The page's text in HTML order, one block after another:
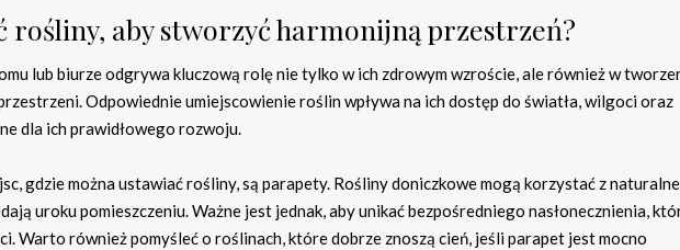
rośliny, aby stworzyć harmonijną przestrzeń?
lub biurze odgrywa kluczową rolę nie tylko w ich zdrowym wzroście, ale również w
Odpowiednie umiejscowienie roślin wpływa na ich dostęp do światła, wilgoci oraz
dla ich prawidłowego rozwoju.
gdzie można ustawiać rośliny, są parapety. Rośliny doniczkowe mogą korzystać z
uroku pomieszczeniu. Ważne jest jednak, aby unikać bezpośredniego nasłonecznienia,
Warto również pomyśleć o roślinach, które dobrze znoszą cień, jeśli parapet jest mocno